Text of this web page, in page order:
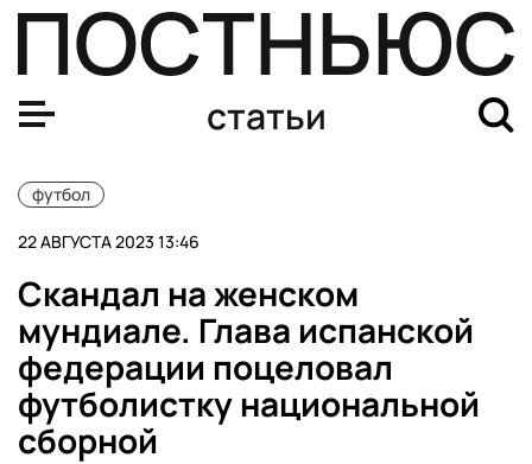
статьи
футбол
22 АВГУСТА 2023 13:46
Скандал на женском
мундиале. Глава испанской
федерации поцеловал
футболистку национальной
сборной
Еще один российский футболист сыграет в Европе.